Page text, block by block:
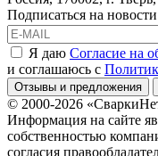
Подписаться на новости
Я даю Согласие на
и соглашаюсь c
Отзывы и предложения
© 2000-2026
Информация на сайте
собственностью
согласия